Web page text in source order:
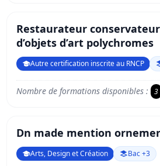
Restaurateur
d’objets d’art polychromes
Autre certification inscrite au RNCP
Nombre de formations disponibles : 3
Dn made mention
Arts, Design et Création Bac +3